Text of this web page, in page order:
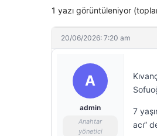
1 yazı görüntüleniyor
20/06/2026: 7:20 am
A
admin
Anahtar
yönetici
7
acı”